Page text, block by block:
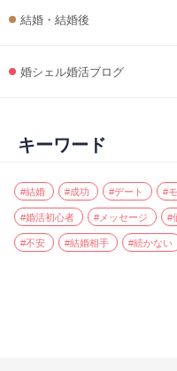
結婚・結婚後
婚シェル婚活ブログ
キーワード
#結婚 #成功 #デート #
#婚活初心者 #メッセージ #
#不安 #結婚相手 #続かない